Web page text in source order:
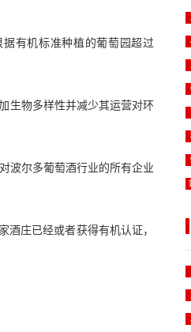
有机标准种植的葡萄园超过
生物多样性并减少其运营对环
波尔多葡萄酒行业的所有企业
庄已经或者获得有机认证，